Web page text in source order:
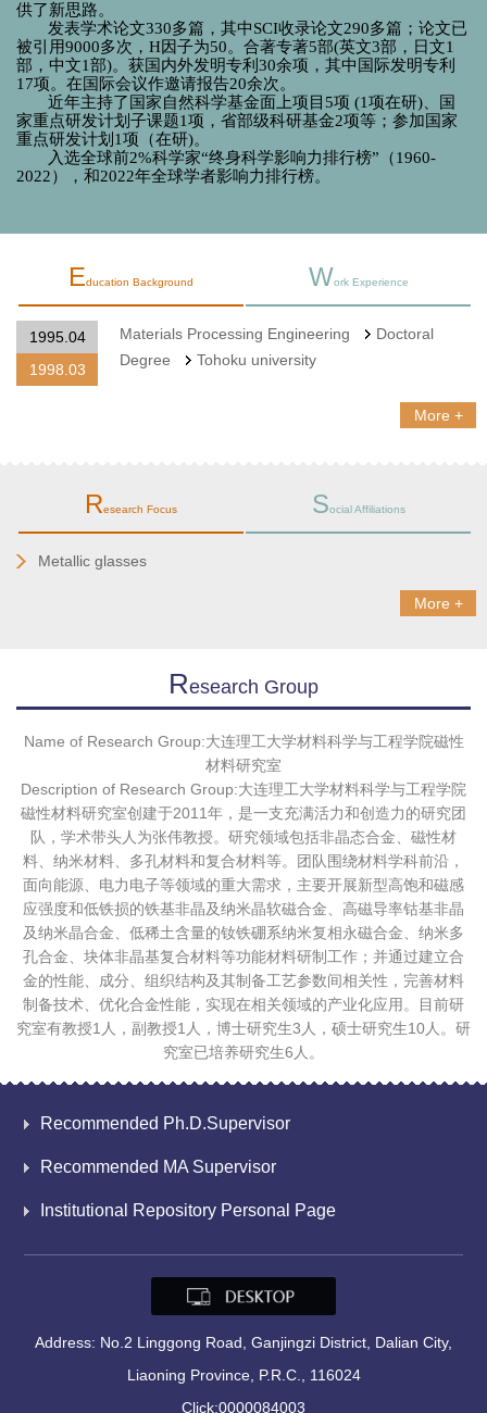
供了新思路。
发表学术论文330多篇，其中SCI收录论文290多篇；论文已
被引用9000多次， H因子为50。合著专著5部(英文3部，日文1
部，中文1部)。获国内外发明专利 30余项，其中国际发明专利
17项。在国际会议作邀请报告20余次。
近年主持了国家自然科学基金面上项目 5项 (1项在研) 、国
家重点研发计划子课题1项，省部级科研基金2项等；参加国家
重点研发计划 1项（在研)。
入选全球前2%科学家“终身科学影响力排行榜” （1960-
2022），和2022年全球学者影响力排行榜。
Education Background Work Experience
1995.04
1998.03
Materials Processing Engineering
Doctoral
Degree
Tohoku university
More +
Research Focus Social Affiliations
Metallic glasses
More +
REsearch Group
Name of Research Group:大连理工大学材料科学与工程学院磁性
材料研究室
Description of Research Group:大连理工大学材料科学与工程学院
磁性材料研究室创建于2011年，是一支充满活力和创造力的研究团
队，学术带头人为张伟教授。研究领域包括非晶态合金、磁性材
料、纳米材料、多孔材料和复合材料等。团队围绕材料学科前沿，
面向能源、电力电子等领域的重大需求，主要开展新型高饱和磁感
应强度和低铁损的铁基非晶及纳米晶软磁合金、高磁导率钴基非晶
及纳米晶合金、低稀土含量的钕铁硼系纳米复相永磁合金、纳米多
孔合金、块体非晶基复合材料等功能材料研制工作；并通过建立合
金的性能、成分、组织结构及其制备工艺参数间相关性，完善材料
制备技术、优化合金性能，实现在相关领域的产业化应用。目前研
究室有教授1人，副教授1人，博士研究生3人，硕士研究生10人。研
究室已培养研究生6人。
Recommended Ph.D.Supervisor
Recommended MA Supervisor
Institutional Repository Personal Page
Address: No.2 Linggong Road, Ganjingzi District, Dalian City,
Liaoning Province, P.R.C., 116024
Click:0000084003